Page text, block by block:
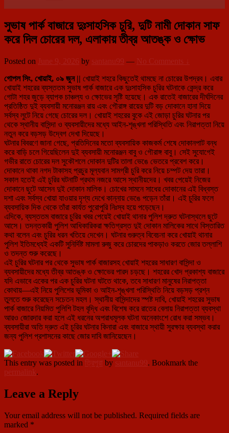
সুভাষ পার্ক বাজারে দুঃসাহসিক চুরি, দুটি নামী দোকান সাফ
করে দিল চোরের দল, এলাকায় তীব্র আতঙ্ক ও ক্ষোভ
Posted on June 9, 2026 by santanu99 — No Comments ↓
গোপল সিং, খোয়াই, ০৯ জুন || খোয়াই শহরে কিছুতেই থামছে না চোরের উপদ্রব। এবার
খোয়াই শহরের ব্যস্ততম সুভাষ পার্ক বাজারে এক দুঃসাহসিক চুরির ঘটনাকে কেন্দ্র করে
গোটা শহর জুড়ে ব্যাপক চাঞ্চল্য ও ক্ষোভের সৃষ্টি হয়েছে। এক রাতেই বাজারের দীর্ঘদিনের
প্রতিষ্ঠিত দুই ব্যবসায়ী মনোরঞ্জন রায় এবং গৌরাঙ্গ রায়ের দুটি বড় দোকানে হানা দিয়ে
সর্বস্ব লুটে নিয়ে গেছে চোরের দল। খোয়াই শহরের বুকে এই জোড়া চুরির ঘটনার পর
থেকে স্থানীয় বাসিন্দা ও ব্যবসায়ীদের মধ্যে আইন-শৃঙ্খলা পরিস্থিতি এবং নিরাপত্তা নিয়ে
নতুন করে বড়সড় উদ্বেগ দেখা দিয়েছে।
ঘটনার বিবরণে জানা গেছে, প্রতিদিনের মতো ব্যবসায়িক কাজকর্ম শেষে দোকানপাট বন্ধ
করে বাড়ি চলে গিয়েছিলেন দুই ব্যবসায়ী মনোরঞ্জন বাবু ও গৌরাঙ্গ বাবু। সেই সুযোগেই
গভীর রাতে চোরের দল সুকৌশলে দোকান দুটির তালা ভেঙে ভেতরে প্রবেশ করে।
দোকানে থাকা নগদ টাকাসহ প্রচুর মূল্যবান সামগ্রী চুরি করে নিয়ে চম্পট দেয় তারা।
সকাল হতেই এই চুরির ঘটনাটি প্রথম নজরে আসে স্থানীয়দের। খবর পেয়েই নিজের
দোকানে ছুটে আসেন দুই দোকান মালিক। চোখের সামনে সাধের দোকানের এই বিধ্বস্ত
দশা এবং সর্বস্ব খোয়া যাওয়ার দৃশ্য দেখে কান্নায় ভেঙে পড়েন তাঁরা। এই চুরির ফলে
ব্যবসায়িক দিক থেকে তাঁরা কার্যত পুরোপুরি নিঃস্ব হয়ে পড়েছেন।
এদিকে, ব্যস্ততম বাজারে চুরির খবর পেয়েই খোয়াই থানার পুলিশ দ্রুত ঘটনাস্থলে ছুটে
আসে। তদন্তকারী পুলিশ আধিকারিকরা ক্ষতিগ্রস্ত দুই দোকান মালিকের সাথে বিস্তারিত
কথা বলেন এবং চুরির ধরন খতিয়ে দেখেন। ঘটনার গুরুত্ব বিবেচনা করে খোয়াই থানার
পুলিশ ইতিমধ্যেই একটি সুনির্দিষ্ট মামলা রুজু করে চোরদের পাকড়াও করতে জোর তল্লাশি
ও তদন্ত শুরু করেছে।
এই চুরির ঘটনার পর থেকে সুভাষ পার্ক বাজারসহ খোয়াই শহরের সাধারণ বাসিন্দা ও
ব্যবসায়ীদের মধ্যে তীব্র আতঙ্ক ও ক্ষোভের পারদ চড়ছে। শহরের খোদ প্রকাশ্য বাজারে
যদি এভাবে একের পর এক চুরির ঘটনা ঘটতে থাকে, তবে সাধারণ মানুষের নিরাপত্তা
কোথায়—এই নিয়ে পুলিশের ভূমিকা ও আইন-শৃঙ্খলা পরিস্থিতি নিয়ে বড়সড় প্রশ্ন
তুলতে শুরু করেছেন সচেতন মহল। স্থানীয় বাসিন্দাদের স্পষ্ট দাবি, খোয়াই শহরের সুভাষ
পার্ক বাজারে নিয়মিত পুলিশি টহল বৃদ্ধি এবং বিশেষ করে রাতের বেলায় নিরাপত্তা ব্যবস্থা
আরও জোরদার করা হলে এই ধরনের অপরাধমূলক ঘটনা অনেকাংশে রোধ করা সম্ভব।
ব্যবসায়ীরা অতি দ্রুত এই চুরির ঘটনার কিনারা এবং বাজারে স্থায়ী সুরক্ষার ব্যবস্থা করার
জন্য পুলিশ প্রশাসনের কাছে জোর দাবি জানিয়েছেন।
This entry was posted in ত্রিপুরা by santanu99. Bookmark the
permalink.
Leave a Reply
Your email address will not be published. Required fields are
marked *